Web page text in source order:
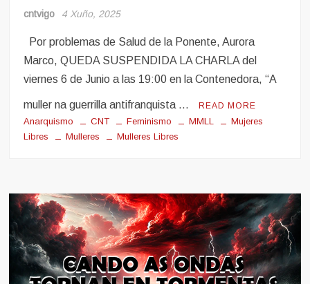
cntvigo 4 Xuño, 2025
Por problemas de Salud de la Ponente, Aurora
Marco, QUEDA SUSPENDIDA LA CHARLA del
viernes 6 de Junio a las 19:00 en la Contenedora, “A
muller na guerrilla antifranquista … READ MORE
Anarquismo CNT Feminismo MMLL
Mujeres
Libres
Mulleres Mulleres Libres